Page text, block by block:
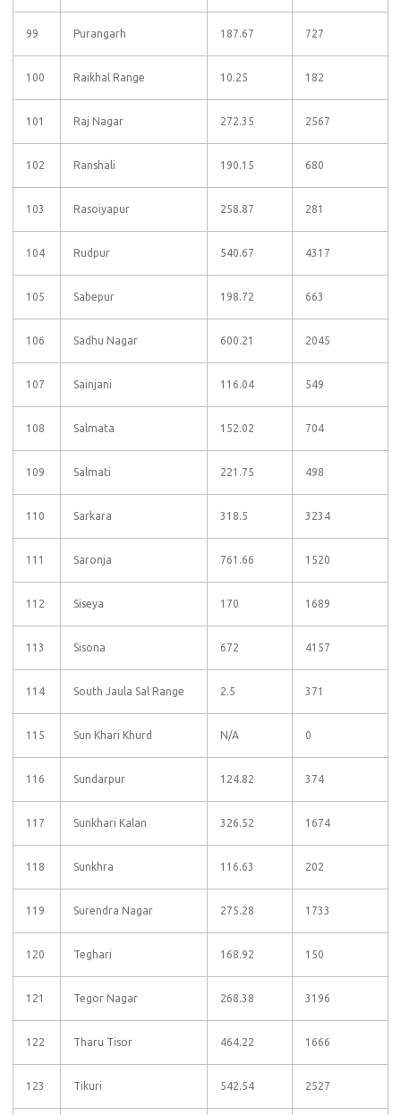
99 Purangarh 187.67 727
100 Raikhal Range 10.25 182
101 Raj Nagar 272.35 2567
102 Ranshali 190.15 680
103 Rasoiyapur 258.87 281
104 Rudpur 540.67 4317
105 Sabepur 198.72 663
106 Sadhu Nagar 600.21 2045
107 Sainjani 116.04 549
108 Salmata 152.02 704
109 Salmati 221.75 498
110 Sarkara 318.5 3234
111 Saronja 761.66 1520
112 Siseya 170 1689
113 Sisona 672 4157
114 South Jaula Sal Range 2.5 371
115 Sun Khari Khurd N/A 0
116 Sundarpur 124.82 374
117 Sunkhari Kalan 326.52 1674
118 Sunkhra 116.63 202
119 Surendra Nagar 275.28 1733
120 Teghari 168.92 150
121 Tegor Nagar 268.38 3196
122 Tharu Tisor 464.22 1666
123 Tikuri 542.54 2527